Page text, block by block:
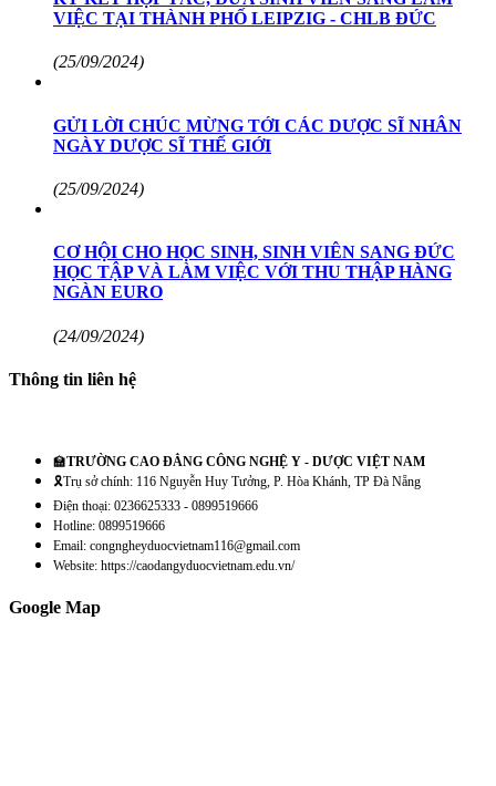
VIỆC TẠI THÀNH PHỐ LEIPZIG - CHLB ĐỨC
(25/09/2024)
GỬI LỜI CHÚC MỪNG TỚI CÁC DƯỢC SĨ NHÂN
NGÀY DƯỢC SĨ THẾ GIỚI
(25/09/2024)
CƠ HỘI CHO HỌC SINH, SINH VIÊN SANG ĐỨC
HỌC TẬP VÀ LÀM VIỆC VỚI THU THẬP HÀNG
NGÀN EURO
(24/09/2024)
Thông tin liên hệ
🏫TRƯỜNG CAO ĐẲNG CÔNG NGHỆ Y - DƯỢC VIỆT NAM
🎗️Trụ sở chính: 116 Nguyễn Huy Tưởng, P. Hòa Khánh, TP Đà Nẵng
Điện thoại: 0236625333 - 0899519666
Hotline: 0899519666
Email: congngheyduocvietnam116@gmail.com
Website: https://caodangyduocvietnam.edu.vn/
Google Map